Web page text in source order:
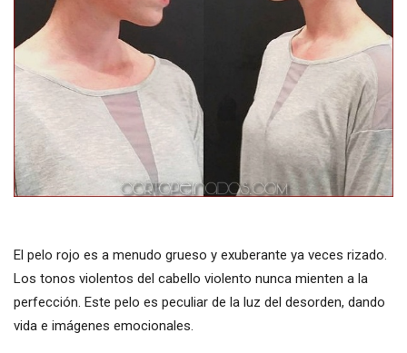
El pelo rojo es a menudo grueso y exuberante ya veces rizado.
Los tonos violentos del cabello violento nunca mienten a la
perfección. Este pelo es peculiar de la luz del desorden, dando
vida e imágenes emocionales.